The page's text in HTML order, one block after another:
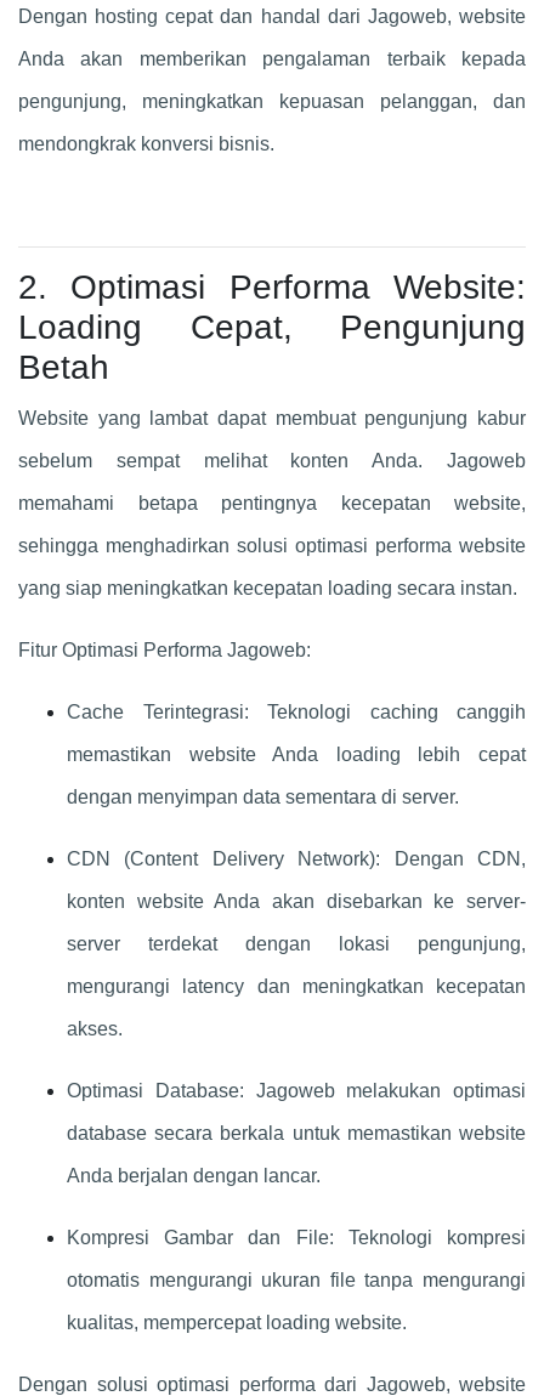
Dengan hosting cepat dan handal dari Jagoweb, website
Anda akan memberikan pengalaman terbaik kepada
pengunjung, meningkatkan kepuasan pelanggan, dan
mendongkrak konversi bisnis.
2. Optimasi Performa Website:
Loading Cepat, Pengunjung
Betah
Website yang lambat dapat membuat pengunjung kabur
sebelum sempat melihat konten Anda. Jagoweb
memahami betapa pentingnya kecepatan website,
sehingga menghadirkan solusi optimasi performa website
yang siap meningkatkan kecepatan loading secara instan.
Fitur Optimasi Performa Jagoweb:
Cache Terintegrasi: Teknologi caching canggih
memastikan website Anda loading lebih cepat
dengan menyimpan data sementara di server.
CDN (Content Delivery Network): Dengan CDN,
konten website Anda akan disebarkan ke server-
server terdekat dengan lokasi pengunjung,
mengurangi latency dan meningkatkan kecepatan
akses.
Optimasi Database: Jagoweb melakukan optimasi
database secara berkala untuk memastikan website
Anda berjalan dengan lancar.
Kompresi Gambar dan File: Teknologi kompresi
otomatis mengurangi ukuran file tanpa mengurangi
kualitas, mempercepat loading website.
Dengan solusi optimasi performa dari Jagoweb, website